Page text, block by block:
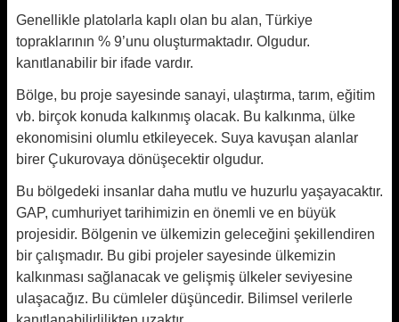
Genellikle platolarla kaplı olan bu alan, Türkiye
topraklarının % 9’unu oluşturmaktadır. Olgudur.
kanıtlanabilir bir ifade vardır.
Bölge, bu proje sayesinde sanayi, ulaştırma, tarım, eğitim
vb. birçok konuda kalkınmış olacak. Bu kalkınma, ülke
ekonomisini olumlu etkileyecek. Suya kavuşan alanlar
birer Çukurovaya dönüşecektir olgudur.
Bu bölgedeki insanlar daha mutlu ve huzurlu yaşayacaktır.
GAP, cumhuriyet tarihimizin en önemli ve en büyük
projesidir. Bölgenin ve ülkemizin geleceğini şekillendiren
bir çalışmadır. Bu gibi projeler sayesinde ülkemizin
kalkınması sağlanacak ve gelişmiş ülkeler seviyesine
ulaşacağız. Bu cümleler düşüncedir. Bilimsel verilerle